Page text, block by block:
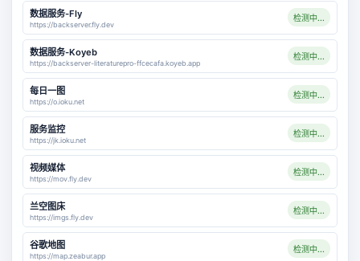
数据服务-Fly
https://backserver.fly.dev
检测中...
数据服务-Koyeb
https://backserver-literaturepro-ffcecafa.koyeb.app
检测中...
每日一图
https://o.ioku.net
检测中...
服务监控
https://jk.ioku.net
检测中...
视频媒体
https://mov.fly.dev
检测中...
兰空图床
https://imgs.fly.dev
检测中...
谷歌地图
https://map.zeabur.app
检测中...